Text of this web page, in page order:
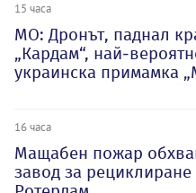
15 часа
МО: Дронът, паднал
„Кардам“, най-
украинска примамка
16 часа
Мащабен пожар
завод за рециклиране